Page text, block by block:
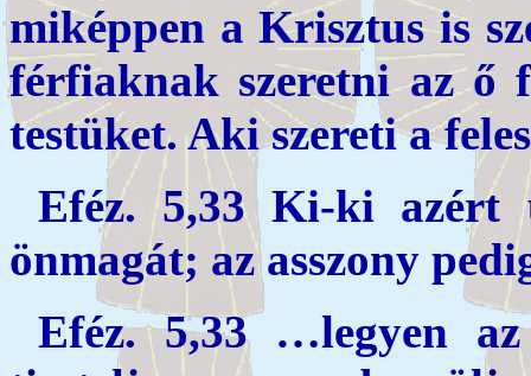
miképpen a Krisztus is
férfiaknak szeretni az ő
testüket. Aki szereti a
Eféz. 5,33 Ki-ki azért
önmagát; az asszony
Eféz. 5,33 …legyen